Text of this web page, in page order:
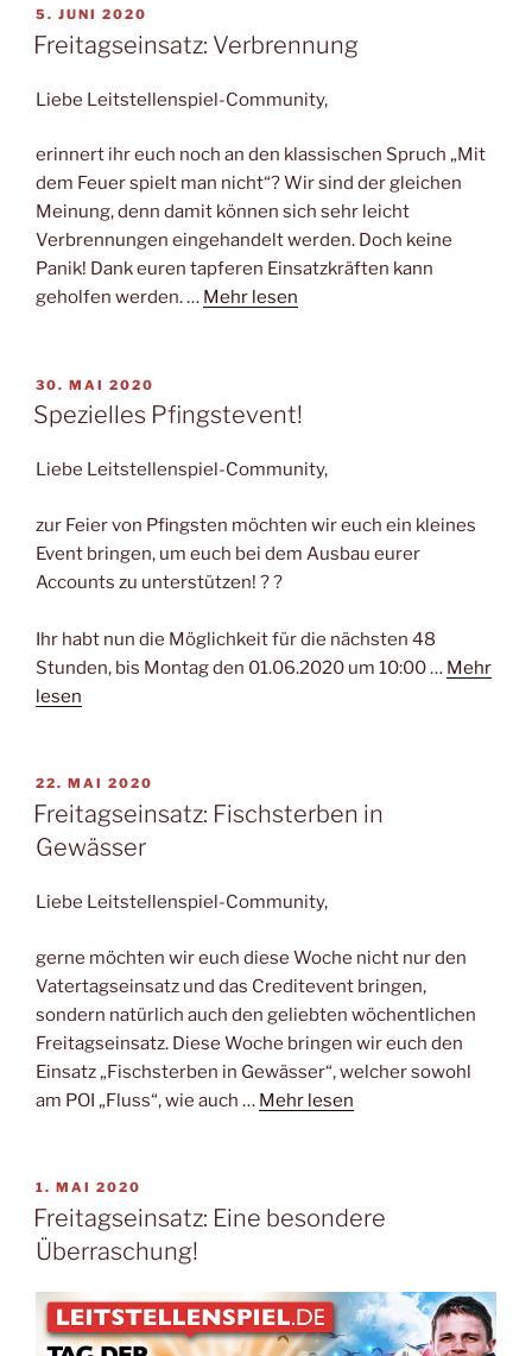
VERÖFFENTLICHT
AM
5. JUNI 2020
Freitagseinsatz: Verbrennung
Liebe Leitstellenspiel-Community,
erinnert ihr euch noch an den klassischen Spruch „Mit
dem Feuer spielt man nicht“? Wir sind der gleichen
Meinung, denn damit können sich sehr leicht
Verbrennungen eingehandelt werden. Doch keine
Panik! Dank euren tapferen Einsatzkräften kann
geholfen werden. … Mehr lesen
VERÖFFENTLICHT
AM
30. MAI 2020
Spezielles Pfingstevent!
Liebe Leitstellenspiel-Community,
zur Feier von Pfingsten möchten wir euch ein kleines
Event bringen, um euch bei dem Ausbau eurer
Accounts zu unterstützen! ? ?
Ihr habt nun die Möglichkeit für die nächsten 48
Stunden, bis Montag den 01.06.2020 um 10:00 … Mehr
lesen
VERÖFFENTLICHT
AM
22. MAI 2020
Freitagseinsatz: Fischsterben in
Gewässer
Liebe Leitstellenspiel-Community,
gerne möchten wir euch diese Woche nicht nur den
Vatertagseinsatz und das Creditevent bringen,
sondern natürlich auch den geliebten wöchentlichen
Freitagseinsatz. Diese Woche bringen wir euch den
Einsatz „Fischsterben in Gewässer“, welcher sowohl
am POI „Fluss“, wie auch … Mehr lesen
VERÖFFENTLICHT
AM
1. MAI 2020
Freitagseinsatz: Eine besondere
Überraschung!